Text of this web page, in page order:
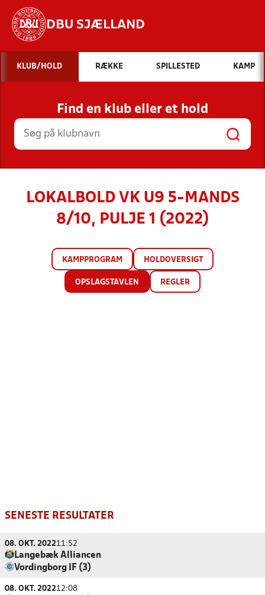
DBU SJÆLLAND
Hvad vil du søge efter?
INDHOLD OG NYHEDER
STILLINGER, RESULTATER, KLUBBER OG
HOLD
KLUB/HOLD RÆKKE SPILLESTED KAMP
Find en klub eller et hold
LOKALBOLD VK U9 5-MANDS
8/10, PULJE 1 (2022)
KAMPPROGRAM HOLDOVERSIGT
OPSLAGSTAVLEN REGLER
SENESTE RESULTATER
08. OKT. 202211:52
Langebæk Alliancen
Vordingborg IF (3)
08. OKT. 202212:08